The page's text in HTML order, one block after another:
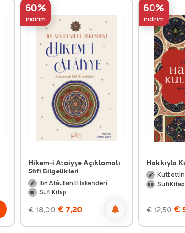
60%
indirim
Hikem-i Ataiyye Açıklamalı
Sûfi Bilgelikleri
İbn Atâullah El İskenderî
Sufi Kitap
€18,00 € 7,20
60%
indirim
Hakkıyla
Sufi Kitap
€12,50 €